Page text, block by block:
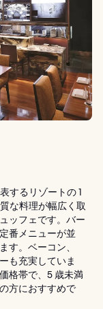
するリゾートの 1
な料理が幅広く取
ッフェです。バー
番メニューが並
す。ベーコン、
も充実していま
格帯で、5 歳未満
方におすすめで